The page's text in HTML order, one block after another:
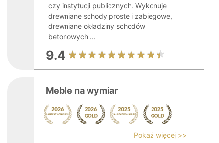
czy instytucji publicznych. Wykonuje
drewniane schody proste i zabiegowe,
drewniane okładziny schodów
betonowych ...
9.4
Meble na wymiar
Pokaż więcej >>